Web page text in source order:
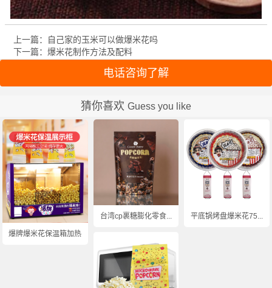
上一篇：自己家的玉米可以做爆米花吗
下一篇：爆米花制作方法及配料
电话咨询了解
猜你喜欢 Guess you like
爆牌爆米花保温箱加热...
台湾cp裹糖膨化零食... 平底锅烤盘爆米花75...